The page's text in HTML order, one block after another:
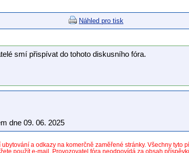
Náhled pro tisk
smí přispívat do tohoto diskusního fóra.
dne 09. 06. 2025
a odkazy na komerčně zaměřené stránky. Všechny tyto
použít e-mail. Provozovatel fóra neodpovídá za obsah